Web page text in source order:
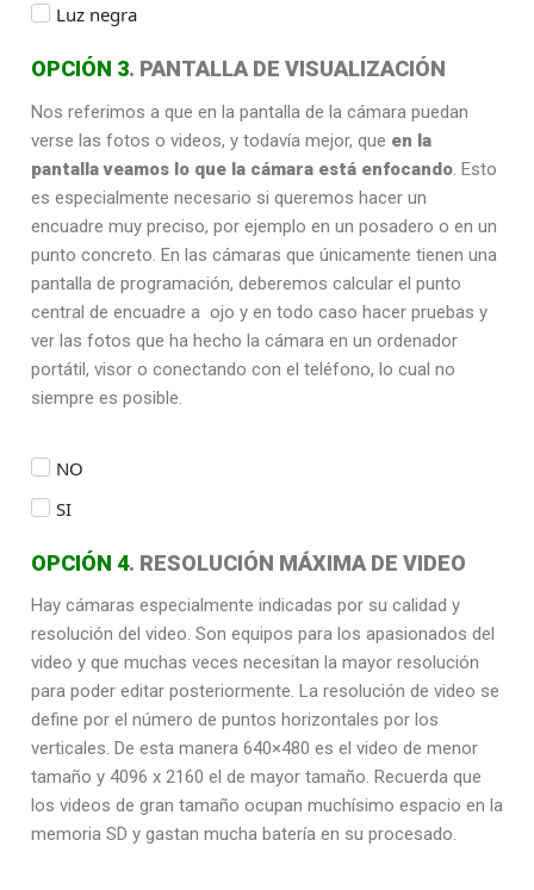
Luz negra
OPCIÓN 3. PANTALLA DE VISUALIZACIÓN
Nos referimos a que en la pantalla de la cámara puedan
verse las fotos o videos, y todavía mejor, que en la
pantalla veamos lo que la cámara está enfocando. Esto
es especialmente necesario si queremos hacer un
encuadre muy preciso, por ejemplo en un posadero o en un
punto concreto. En las cámaras que únicamente tienen una
pantalla de programación, deberemos calcular el punto
central de encuadre a ojo y en todo caso hacer pruebas y
ver las fotos que ha hecho la cámara en un ordenador
portátil, visor o conectando con el teléfono, lo cual no
siempre es posible.
NO
SI
OPCIÓN 4. RESOLUCIÓN MÁXIMA DE VIDEO
Hay cámaras especialmente indicadas por su calidad y
resolución del video. Son equipos para los apasionados del
video y que muchas veces necesitan la mayor resolución
para poder editar posteriormente. La resolución de video se
define por el número de puntos horizontales por los
verticales. De esta manera 640×480 es el video de menor
tamaño y 4096 x 2160 el de mayor tamaño. Recuerda que
los videos de gran tamaño ocupan muchísimo espacio en la
memoria SD y gastan mucha batería en su procesado.